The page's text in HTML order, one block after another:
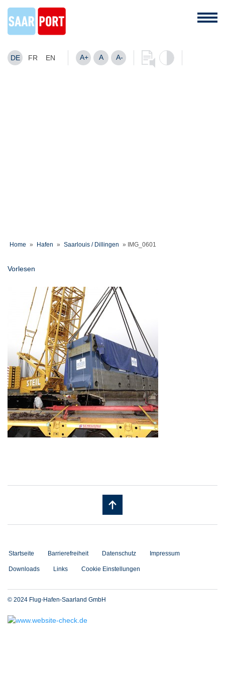
DE FR EN A+ A A-
Home » Hafen » Saarlouis / Dillingen » IMG_0601
Vorlesen
Startseite Barrierefreiheit Datenschutz Impressum
Downloads Links Cookie Einstellungen
© 2024 Flug-Hafen-Saarland GmbH